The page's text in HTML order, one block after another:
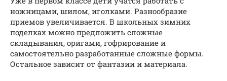
ножницами, шилом, иголками. Разнообразие
приемов увеличивается. В школьных зимних
поделках можно предложить сложные
складывания, оригами, гофрирование и
самостоятельно разработанные сложные формы.
Остальное зависит от фантазии и материала.